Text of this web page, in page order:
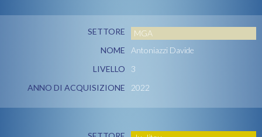
SETTORE
MGA
NOME
Antoniazzi Davide
LIVELLO
3
ANNO DI ACQUISIZIONE
2022